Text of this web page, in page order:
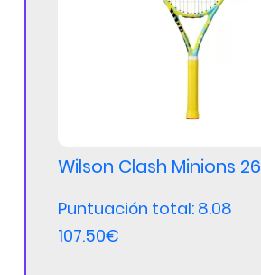
Wilson Clash Minions 26
Puntuación total: 8.08
107.50€